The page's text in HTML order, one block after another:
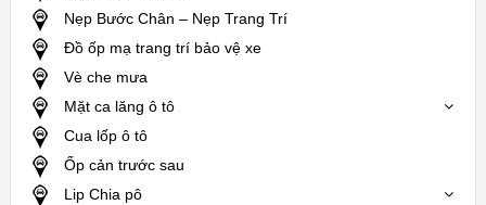
Nẹp Bước Chân – Nẹp Trang Trí
Đồ ốp mạ trang trí bảo vệ xe
Vè che mưa
Mặt ca lăng ô tô
Cua lốp ô tô
Ốp cản trước sau
Lip Chia pô